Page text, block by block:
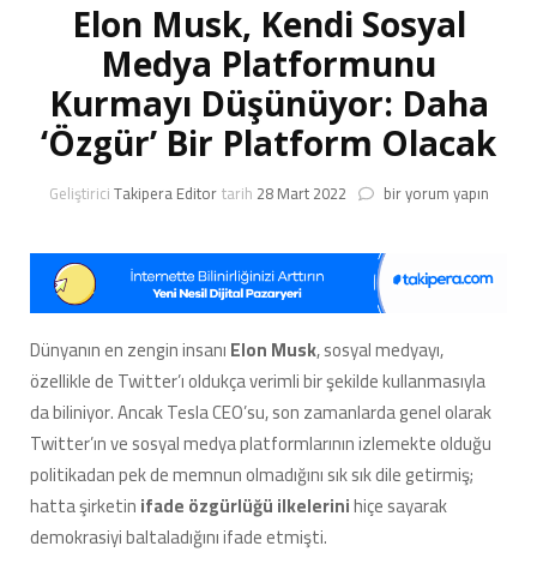
Elon Musk, Kendi Sosyal
Medya Platformunu
Kurmayı Düşünüyor: Daha
‘Özgür’ Bir Platform Olacak
GeliştiriciTakipera Editortarih 28 Mart 2022 Elon
Sosyal
Medya
Platformunu
Kurmayı
Düşünüyor:
Daha
‘Özgür’
Bir
Platform
Olacak
için
bir yorum yapın
Dünyanın en zengin insanıElon Musk, sosyal medyayı,
özellikle de Twitter’ı oldukça verimli bir şekilde kullanmasıyla
da biliniyor. Ancak Tesla CEO’su, son zamanlarda genel olarak
Twitter’ın ve sosyal medya platformlarının izlemekte olduğu
politikadan pek de memnun olmadığını sık sık dile getirmiş;
hatta şirketinifade özgürlüğü ilkelerinihiçe sayarak
demokrasiyi baltaladığını ifade etmişti.